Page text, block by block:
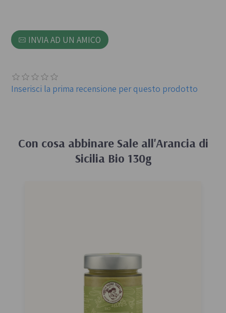
INVIA AD UN AMICO
Inserisci la prima recensione per questo prodotto
Con cosa abbinare Sale all'Arancia di
Sicilia Bio 130g